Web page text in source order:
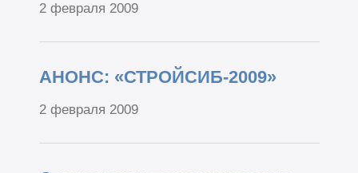
2 февраля 2009
АНОНС: «СТРОЙСИБ-2009»
2 февраля 2009